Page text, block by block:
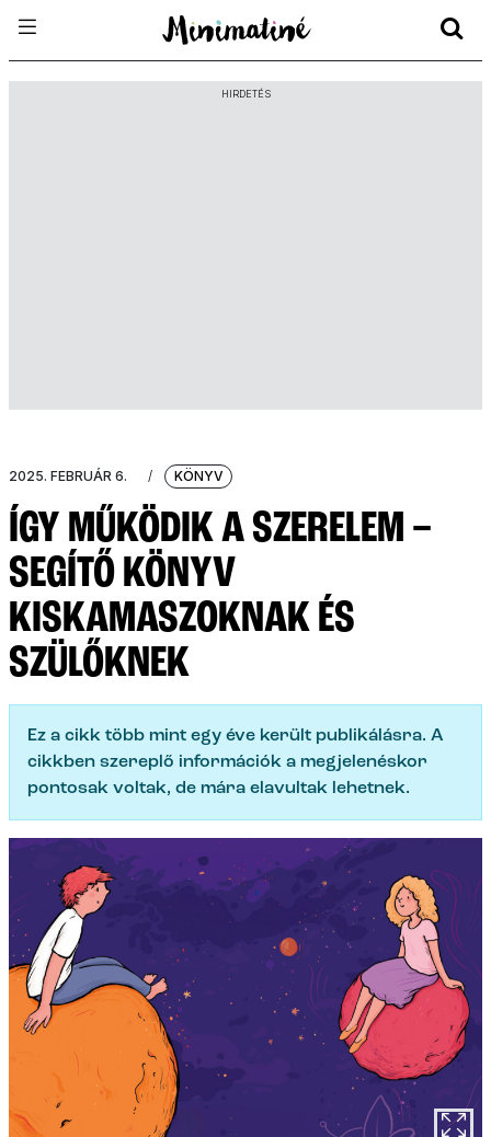
HIRDETÉS
2025. FEBRUÁR 6. / KÖNYV
ÍGY MŰKÖDIK A SZERELEM –
SEGÍTŐ KÖNYV
KISKAMASZOKNAK ÉS
SZÜLŐKNEK
Ez a cikk több mint egy éve került publikálásra. A
cikkben szereplő információk a megjelenéskor
pontosak voltak, de mára elavultak lehetnek.